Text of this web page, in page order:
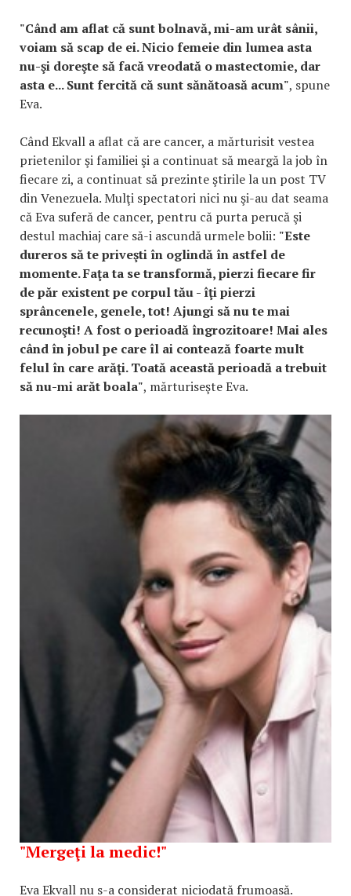
"Când am aflat că sunt bolnavă, mi-am urât sânii,
voiam să scap de ei. Nicio femeie din lumea asta
nu-şi doreşte să facă vreodată o mastectomie, dar
asta e... Sunt fercită că sunt sănătoasă acum", spune
Eva.
Când Ekvall a aflat că are cancer, a mărturisit vestea
prietenilor şi familiei şi a continuat să meargă la job în
fiecare zi, a continuat să prezinte ştirile la un post TV
din Venezuela. Mulţi spectatori nici nu şi-au dat seama
că Eva suferă de cancer, pentru că purta perucă şi
destul machiaj care să-i ascundă urmele bolii: "Este
dureros să te priveşti în oglindă în astfel de
momente. Faţa ta se transformă, pierzi fiecare fir
de păr existent pe corpul tău - îţi pierzi
sprâncenele, genele, tot! Ajungi să nu te mai
recunoşti! A fost o perioadă îngrozitoare! Mai ales
când în jobul pe care îl ai contează foarte mult
felul în care arăţi. Toată această perioadă a trebuit
să nu-mi arăt boala", mărturiseşte Eva.
"Mergeţi la medic!"
Eva Ekvall nu s-a considerat niciodată frumoasă.